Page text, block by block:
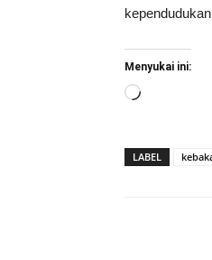
Menyukai ini:
Memuat...
LABEL